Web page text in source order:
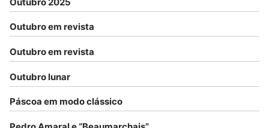
Outubro em revista
Outubro em revista
Outubro lunar
Páscoa em modo clássico